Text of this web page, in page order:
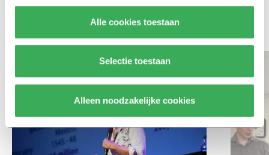
Alle cookies toestaan
Selectie toestaan
Alleen noodzakelijke cookies